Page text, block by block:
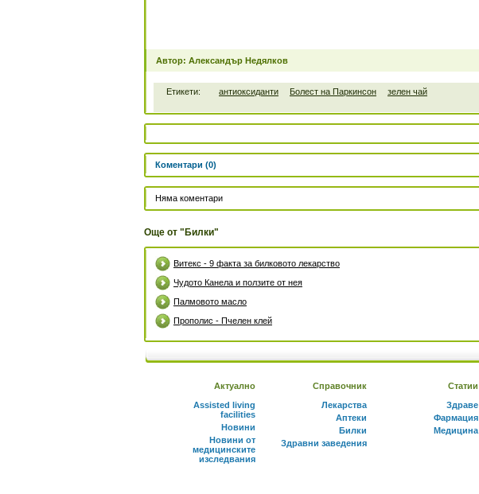
Автор: Александър Недялков
Етикети: антиоксиданти Болест на Паркинсон зелен чай
Коментари (0)
Няма коментари
Още от "Билки"
Витекс - 9 факта за билковото лекарство
Чудото Канела и ползите от нея
Палмовото масло
Прополис - Пчелен клей
Актуално
Assisted living
facilities
Новини
Новини от
медицинските
изследвания
Справочник
Лекарства
Аптеки
Билки
Здравни заведения
Статии
Здраве
Фармация
Медицина